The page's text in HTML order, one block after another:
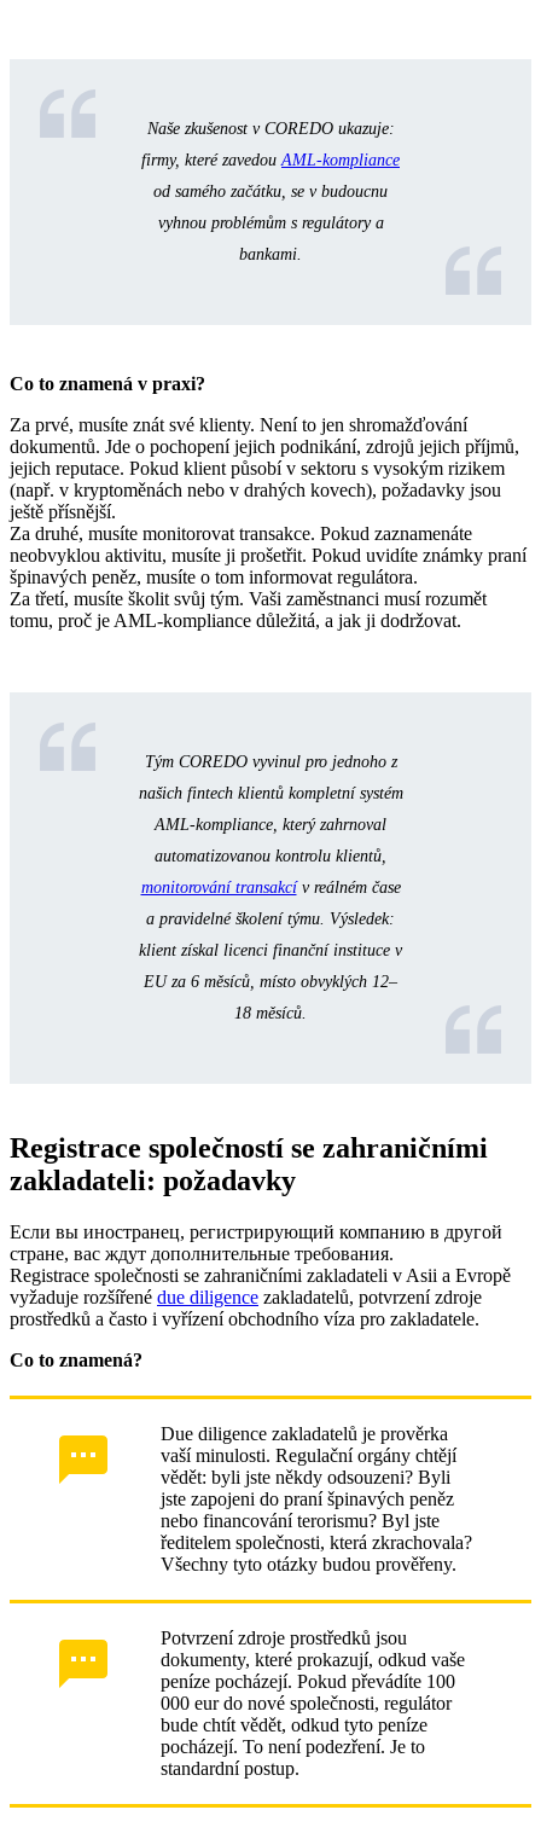
Naše zkušenost v COREDO ukazuje:
firmy, které zavedouAML-kompliance
od samého začátku, se v budoucnu
vyhnou problémům s regulátory a
bankami.
Co to znamená v praxi?
Za prvé, musíte znát své klienty. Není to jen shromažďování
dokumentů. Jde o pochopení jejich podnikání, zdrojů jejich příjmů,
jejich reputace. Pokud klient působí v sektoru s vysokým rizikem
(např. v kryptoměnách nebo v drahých kovech), požadavky jsou
ještě přísnější.
Za druhé, musíte monitorovat transakce. Pokud zaznamenáte
neobvyklou aktivitu, musíte ji prošetřit. Pokud uvidíte známky praní
špinavých peněz, musíte o tom informovat regulátora.
Za třetí, musíte školit svůj tým. Vaši zaměstnanci musí rozumět
tomu, proč je AML-kompliance důležitá, a jak ji dodržovat.
Tým COREDO vyvinul pro jednoho z
našich fintech klientů kompletní systém
AML-kompliance, který zahrnoval
automatizovanou kontrolu klientů,
monitorování transakcív reálném čase
a pravidelné školení týmu. Výsledek:
klient získal licenci finanční instituce v
EU za 6 měsíců, místo obvyklých 12–
18 měsíců.
Registrace společností se zahraničními
zakladateli: požadavky
Если вы иностранец, регистрирующий компанию в другой
стране, вас ждут дополнительные требования.
Registrace společnosti se zahraničními zakladateli v Asii a Evropě
vyžaduje rozšířené due diligence zakladatelů, potvrzení zdroje
prostředků a často i vyřízení obchodního víza pro zakladatele.
Co to znamená?
Due diligence zakladatelů je prověrka
vaší minulosti. Regulační orgány chtějí
vědět: byli jste někdy odsouzeni? Byli
jste zapojeni do praní špinavých peněz
nebo financování terorismu? Byl jste
ředitelem společnosti, která zkrachovala?
Všechny tyto otázky budou prověřeny.
Potvrzení zdroje prostředků jsou
dokumenty, které prokazují, odkud vaše
peníze pocházejí. Pokud převádíte 100
000 eur do nové společnosti, regulátor
bude chtít vědět, odkud tyto peníze
pocházejí. To není podezření. Je to
standardní postup.